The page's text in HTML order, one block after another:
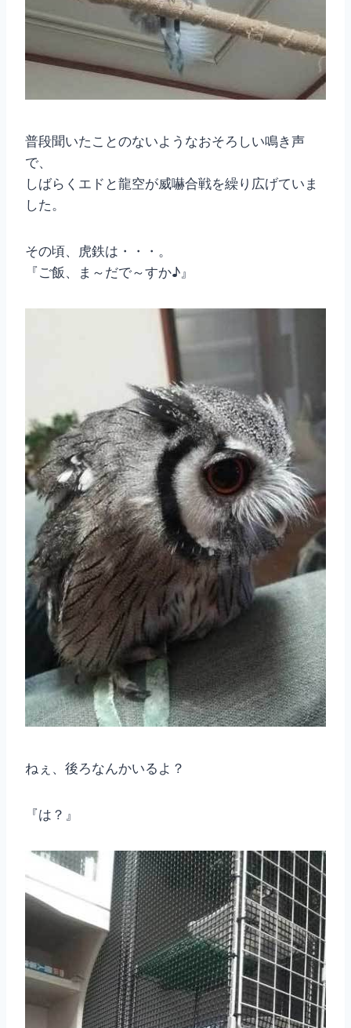
普段聞いたことのないようなおそろしい鳴き声
で、
しばらくエドと龍空が威嚇合戦を繰り広げていま
した。
その頃、虎鉄は・・・。
『ご飯、ま～だで～すか♪』
ねぇ、後ろなんかいるよ？
『は？』